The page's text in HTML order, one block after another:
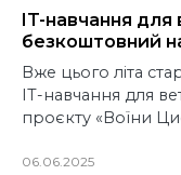
IT-навчання для
безкоштовний
Вже цього літа
IT-навчання для
проєкту «Воїни
06.06.2025